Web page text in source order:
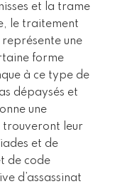
et la trame
le traitement
une
forme
à ce type de
dépaysés et
une
trouveront leur
et de
de code
d’assassinat